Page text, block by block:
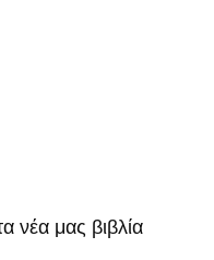
νέα μας βιβλία